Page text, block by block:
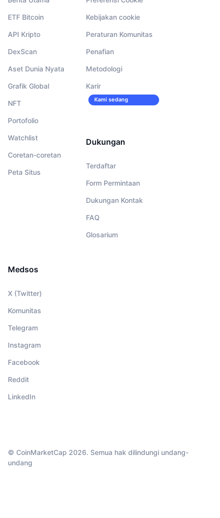
ETF Bitcoin
API Kripto
DexScan
Aset Dunia Nyata
Grafik Global
NFT
Portofolio
Watchlist
Coretan-coretan
Peta Situs
Kebijakan cookie
Peraturan Komunitas
Penafian
Metodologi
Karir
Kami sedang
Dukungan
Terdaftar
Form Permintaan
Dukungan Kontak
FAQ
Glosarium
Medsos
X (Twitter)
Komunitas
Telegram
Instagram
Facebook
Reddit
LinkedIn
© CoinMarketCap 2026. Semua hak dilindungi undang-
undang